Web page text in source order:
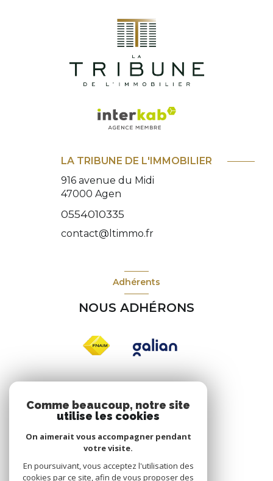
LA TRIBUNE DE L'IMMOBILIER
916 avenue du Midi
47000 Agen
0554010335
contact@ltimmo.fr
Adhérents
NOUS ADHÉRONS
NOUS SUIVRE
Comme beaucoup, notre site
utilise les cookies
On aimerait vous accompagner pendant
votre visite.
En poursuivant, vous acceptez l'utilisation des
cookies par ce site, afin de vous proposer des